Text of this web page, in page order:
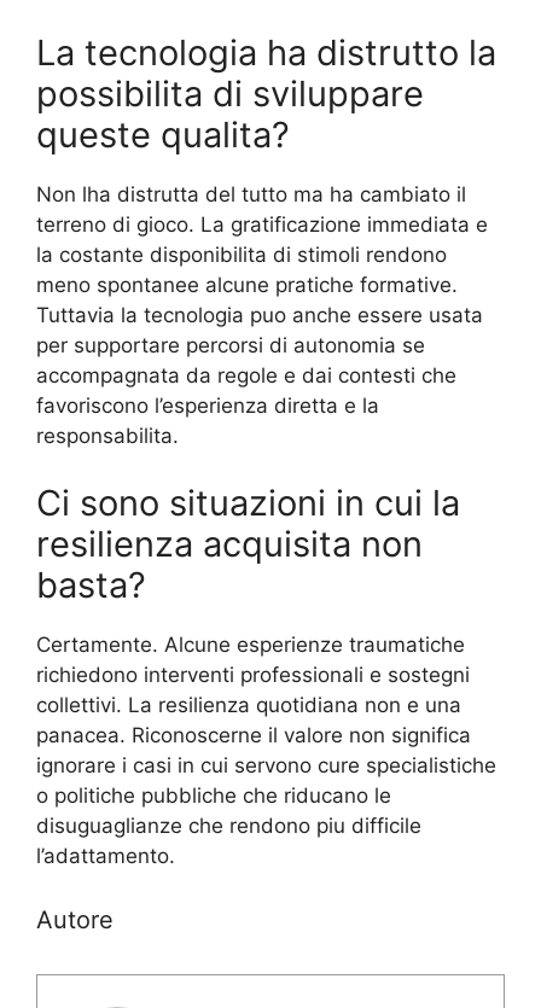
La tecnologia ha distrutto la
possibilita di sviluppare
queste qualita?
Non lha distrutta del tutto ma ha cambiato il
terreno di gioco. La gratificazione immediata e
la costante disponibilita di stimoli rendono
meno spontanee alcune pratiche formative.
Tuttavia la tecnologia puo anche essere usata
per supportare percorsi di autonomia se
accompagnata da regole e dai contesti che
favoriscono l’esperienza diretta e la
responsabilita.
Ci sono situazioni in cui la
resilienza acquisita non
basta?
Certamente. Alcune esperienze traumatiche
richiedono interventi professionali e sostegni
collettivi. La resilienza quotidiana non e una
panacea. Riconoscerne il valore non significa
ignorare i casi in cui servono cure specialistiche
o politiche pubbliche che riducano le
disuguaglianze che rendono piu difficile
l’adattamento.
Autore